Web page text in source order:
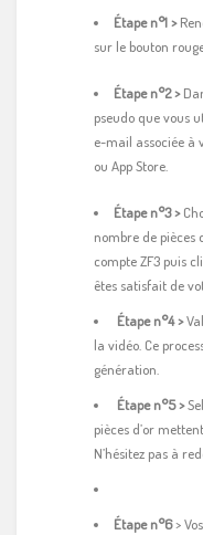
Étape n°1 >
sur le bouton
Étape n°2 >
pseudo que vous
e-mail associée à
ou App Store.
Étape n°3 >
nombre de pièces
compte ZF3 puis
êtes satisfait de
Étape n°4 >
la vidéo. Ce
génération.
Étape n°5 >
pièces d’or
N’hésitez pas à
Étape n°6>